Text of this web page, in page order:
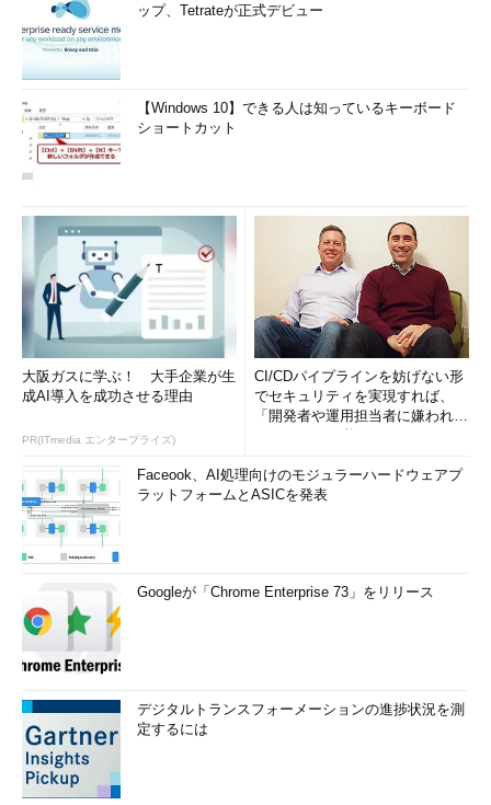
ップ、Tetrateが正式デビュー
【Windows 10】できる人は知っているキーボード
ショートカット
大阪ガスに学ぶ！ 大手企業が生
成AI導入を成功させる理由
PR(ITmedia エンタープライズ)
CI/CDパイプラインを妨げない形
でセキュリティを実現すれば、
「開発者や運用担当者に嫌われな
Faceook、AI処理向けのモジュラーハードウェアプ
ラットフォームとASICを発表
Googleが「Chrome Enterprise 73」をリリース
デジタルトランスフォーメーションの進捗状況を測
定するには